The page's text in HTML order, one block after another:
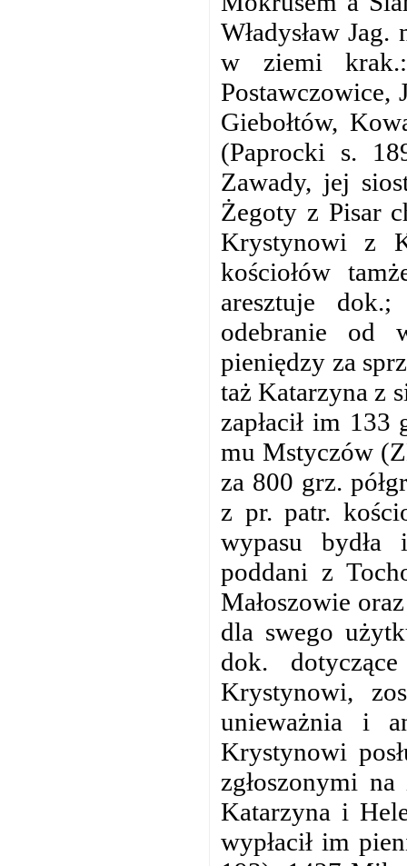
Władysław
w ziemi
Postawczowice,
Giebołtów,
(Paprocki s.
Zawady, jej
Żegoty z Pisar
Krystynowi z
kościołów
aresztuje
odebranie od
pieniędzy za
taż Katarzyna z
zapłacił im
mu Mstyczów
za 800 grz.
z pr. patr.
wypasu bydła
poddani z
Małoszowie
dla swego
dok.
Krystynowi,
unieważnia i
Krystynowi
zgłoszonymi
Katarzyna i
wypłacił im